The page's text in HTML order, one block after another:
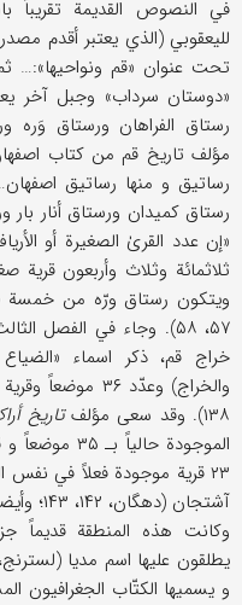
في النصوص القدیمة
تحت عنوان «قم ونواحیها»:…
«دوستان سرداب» وجبل آخر
مؤلف تاریخ قم من کتاب
رساتیق و منها رساتیق
«إن عدد القریٰ الصغیرة أو
ثلاثمائة وثلاث وأربعون
ویتکون رستاق ورّه من
۵۷، ۵۸). وجاء في الفصل
خراج قم، ذکر اسماء
۱۳۸). وقد سعی مؤلف
تاریخ
الموجودة حالیاً بـ ۳۵ موضعاً و قریة صغیرة وردت في
۲۳ قریة موجودة فعلاً في نفس
آشتجان (دهگان، ۱۴۲، ۱۴۳؛ وأیضاً، ظ: آشتیان، المدینة).
وکانت هذه المنطقة قدیماً
یطلقون علیها اسم مدیا (لسترنج، ۲۲۰، أفضل الملک،